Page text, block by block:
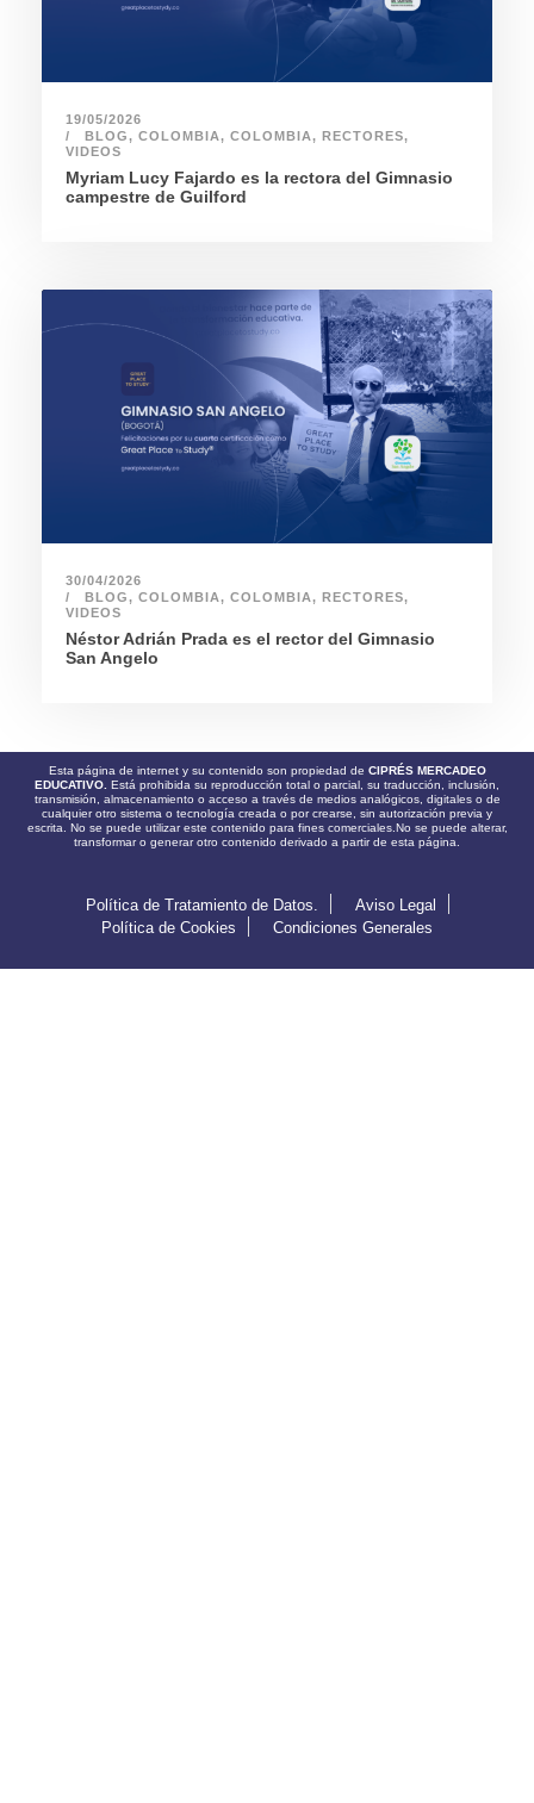
19/05/2026
BLOG, COLOMBIA, COLOMBIA, RECTORES,
VIDEOS
Myriam Lucy Fajardo es la rectora del Gimnasio
campestre de Guilford
30/04/2026
BLOG, COLOMBIA, COLOMBIA, RECTORES,
VIDEOS
Néstor Adrián Prada es el rector del Gimnasio
San Angelo
Esta página de internet y su contenido son propiedad de CIPRÉS MERCADEO
EDUCATIVO. Está prohibida su reproducción total o parcial, su traducción, inclusión,
transmisión, almacenamiento o acceso a través de medios analógicos, digitales o de
cualquier otro sistema o tecnología creada o por crearse, sin autorización previa y
escrita. No se puede utilizar este contenido para fines comerciales.No se puede alterar,
transformar o generar otro contenido derivado a partir de esta página.
Política de Tratamiento de Datos.
Aviso Legal
Política de Cookies
Condiciones Generales